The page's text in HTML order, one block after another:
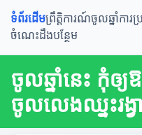
ទំព័រដើមព្រឹត្តិការណ៍ចូលឆ្នាំការ
ចំណេះដឹងបន្ថែម
ចូលឆ្នាំនេះ កុំឲ្យ
ចូលលេងឈ្នះរង្វ